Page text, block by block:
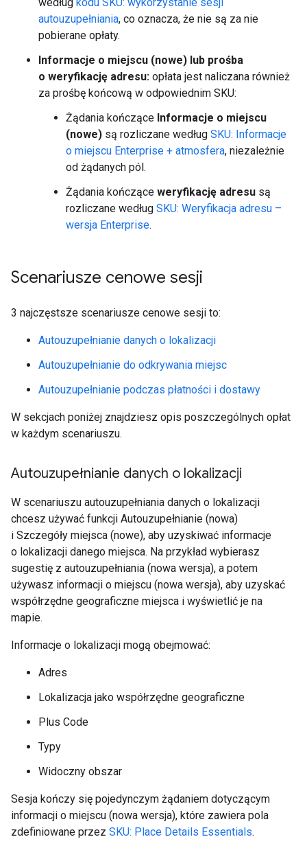
autouzupełniania, co oznacza, że nie są za nie
pobierane opłaty.
Informacje o miejscu (nowe) lub prośba
o weryfikację adresu: opłata jest naliczana również
za prośbę końcową w odpowiednim SKU:
Żądania kończące Informacje o miejscu
(nowe) są rozliczane według SKU: Informacje
o miejscu Enterprise + atmosfera, niezależnie
od żądanych pól.
Żądania kończące weryfikację adresu są
rozliczane według SKU: Weryfikacja adresu –
wersja Enterprise.
Scenariusze cenowe sesji
3 najczęstsze scenariusze cenowe sesji to:
Autouzupełnianie danych o lokalizacji
Autouzupełnianie do odkrywania miejsc
Autouzupełnianie podczas płatności i dostawy
W sekcjach poniżej znajdziesz opis poszczególnych opłat
w każdym scenariuszu.
Autouzupełnianie danych o lokalizacji
W scenariuszu autouzupełniania danych o lokalizacji
chcesz używać funkcji Autouzupełnianie (nowa)
i Szczegóły miejsca (nowe), aby uzyskiwać informacje
o lokalizacji danego miejsca. Na przykład wybierasz
sugestię z autouzupełniania (nowa wersja), a potem
używasz informacji o miejscu (nowa wersja), aby uzyskać
współrzędne geograficzne miejsca i wyświetlić je na
mapie.
Informacje o lokalizacji mogą obejmować:
Adres
Lokalizacja jako współrzędne geograficzne
Plus Code
Typy
Widoczny obszar
Sesja kończy się pojedynczym żądaniem dotyczącym
informacji o miejscu (nowa wersja), które zawiera pola
zdefiniowane przez SKU: Place Details Essentials.